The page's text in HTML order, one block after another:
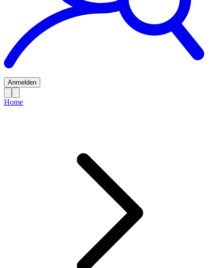
Anmelden
Home